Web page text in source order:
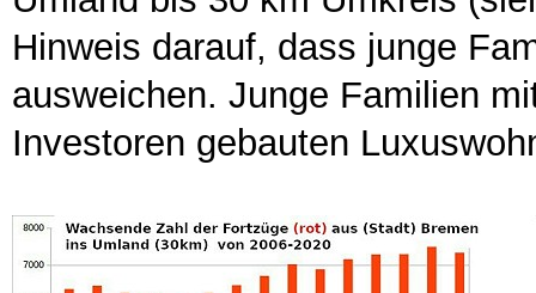
Hinweis darauf, dass junge
ausweichen. Junge Familien
Investoren gebauten